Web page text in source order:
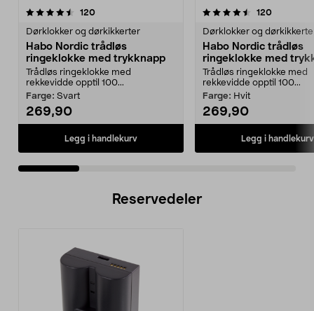
120anmeldelser
Dørklokker og dørkikkerter
Habo Nordic trådløs
ringeklokke med trykknapp
Trådløs ringeklokke med
rekkevidde opptil 100...
Farge: Svart
269,90
Legg i handlekurv
4.5 av 5 stjerner 120
Dørklokker og
Habo Nordic trådløs
ringeklokke med
Trådløs ringeklokke med
rekkevidde opptil 100...
Farge: Hvit
269,90
Legg i handlekurv
4.5 av 5 stjerner
Reservedeler